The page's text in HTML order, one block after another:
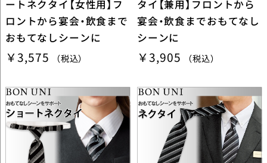
ートネクタイ【女性用】フ
ロントから宴会・飲食まで
おもてなしシーンに
￥3,575 （税込）
タイ【兼用】フロントから
宴会・飲食までおもてなし
シーンに
￥3,905 （税込）